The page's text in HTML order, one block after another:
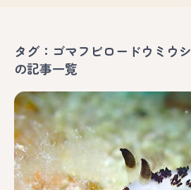
タグ：ゴマフビロードウミウシ
の記事一覧